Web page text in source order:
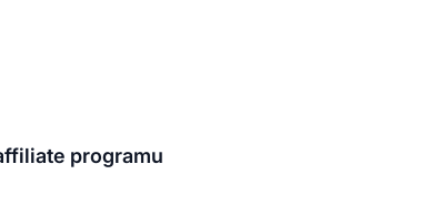
programu